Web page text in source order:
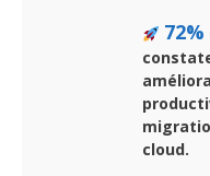
72%
cloud.